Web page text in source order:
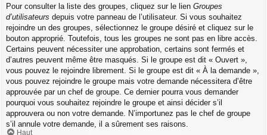
Pour consulter la liste des groupes, cliquez sur le lien Groupes
d’utilisateurs depuis votre panneau de l’utilisateur. Si vous souhaitez
rejoindre un des groupes, sélectionnez le groupe désiré et cliquez sur le
bouton approprié. Toutefois, tous les groupes ne sont pas en libre accès.
Certains peuvent nécessiter une approbation, certains sont fermés et
d’autres peuvent même être masqués. Si le groupe est dit « Ouvert »,
vous pouvez le rejoindre librement. Si le groupe est dit « À la demande »,
vous pouvez rejoindre le groupe mais votre demande nécessitera d’être
approuvée par un chef de groupe. Ce dernier pourra vous demander
pourquoi vous souhaitez rejoindre le groupe et ainsi décider s’il
approuvera ou non votre demande. N’importunez pas le chef de groupe
s’il annule votre demande, il a sûrement ses raisons.
Haut